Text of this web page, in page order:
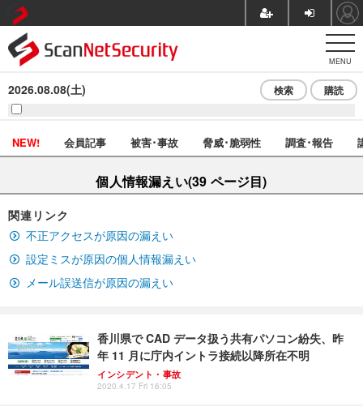
MENU
2026.08.08(土) 検索 購読
NEW! 会員記事 被害･事故 脅威･脆弱性 調査･報告
個人情報漏えい(39 ページ目)
関連リンク
不正アクセスが原因の漏えい
設定ミスが原因の個人情報漏えい
メール誤送信が原因の漏えい
香川県で CAD データ扱う共有パソコン紛失、昨
年 11 月に庁内イントラ接続以降所在不明
インシデント・事故
2020.4.17 Fri 16:05